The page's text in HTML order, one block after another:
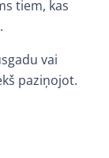
tiem, kas
vai
paziņojot.